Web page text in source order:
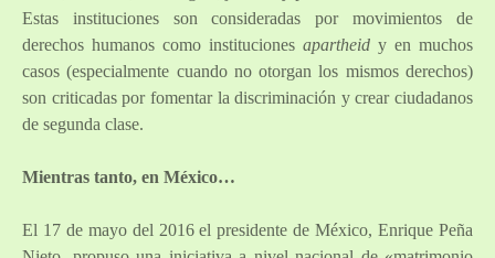
Estas instituciones son consideradas por movimientos de
derechos humanos como instituciones apartheid y en muchos
casos (especialmente cuando no otorgan los mismos derechos)
son criticadas por fomentar la discriminación y crear ciudadanos
de segunda clase.
Mientras tanto, en México…
El 17 de mayo del 2016 el presidente de México, Enrique Peña